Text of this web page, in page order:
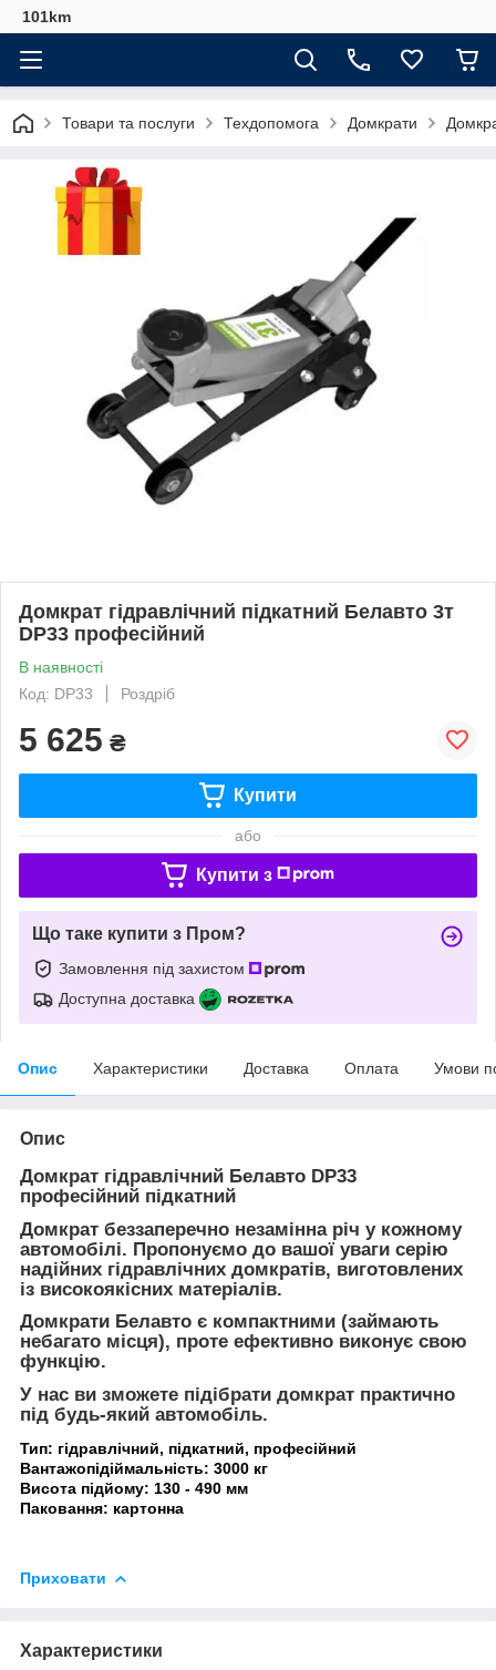
101km
Товари та послуги Техдопомога Домкрати
Домкрат гідравлічний підкатний Белавто 3т
DP33 професійний
В наявності
Код: DP33
Роздріб
5 625 ₴
Купити
або
Купити з
Що таке купити з Пром?
Замовлення під захистом
Доступна доставка
Опис Характеристики Доставка Оплата Умови
Опис
Домкрат гідравлічний Белавто DP33
професійний підкатний
Домкрат беззаперечно незамінна річ у кожному
автомобілі. Пропонуємо до вашої уваги серію
надійних гідравлічних домкратів, виготовлених
із високоякісних матеріалів.
Домкрати Белавто є компактними (займають
небагато місця), проте ефективно виконує свою
функцію.
У нас ви зможете підібрати домкрат практично
під будь-який автомобіль.
Тип: гідравлічний, підкатний, професійний
Вантажопідіймальність: 3000 кг
Висота підйому: 130 - 490 мм
Паковання: картонна
Приховати
Характеристики